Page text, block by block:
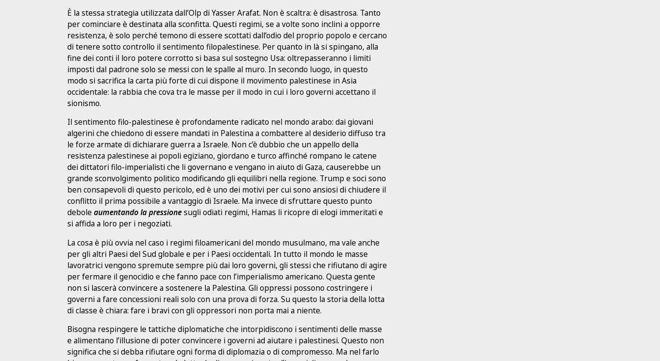
È la stessa strategia utilizzata dall’Olp di Yasser Arafat. Non è scaltra: è disastrosa. Tanto
per cominciare è destinata alla sconfitta. Questi regimi, se a volte sono inclini a opporre
resistenza, è solo perché temono di essere scottati dall’odio del proprio popolo e cercano
di tenere sotto controllo il sentimento filopalestinese. Per quanto in là si spingano, alla
fine dei conti il loro potere corrotto si basa sul sostegno Usa: oltrepasseranno i limiti
imposti dal padrone solo se messi con le spalle al muro. In secondo luogo, in questo
modo si sacrifica la carta più forte di cui dispone il movimento palestinese in Asia
occidentale: la rabbia che cova tra le masse per il modo in cui i loro governi accettano il
sionismo.
Il sentimento filo-palestinese è profondamente radicato nel mondo arabo: dai giovani
algerini che chiedono di essere mandati in Palestina a combattere al desiderio diffuso tra
le forze armate di dichiarare guerra a Israele. Non c’è dubbio che un appello della
resistenza palestinese ai popoli egiziano, giordano e turco affinché rompano le catene
dei dittatori filo-imperialisti che li governano e vengano in aiuto di Gaza, causerebbe un
grande sconvolgimento politico modificando gli equilibri nella regione. Trump e soci sono
ben consapevoli di questo pericolo, ed è uno dei motivi per cui sono ansiosi di chiudere il
conflitto il prima possibile a vantaggio di Israele. Ma invece di sfruttare questo punto
deboleaumentando la pressionesugli odiati regimi, Hamas li ricopre di elogi immeritati e
si affida a loro per i negoziati.
La cosa è più ovvia nel caso i regimi filoamericani del mondo musulmano, ma vale anche
per gli altri Paesi del Sud globale e per i Paesi occidentali. In tutto il mondo le masse
lavoratrici vengono spremute sempre più dai loro governi, gli stessi che rifiutano di agire
per fermare il genocidio e che fanno pace con l’imperialismo americano. Questa gente
non si lascerà convincere a sostenere la Palestina. Gli oppressi possono costringere i
governi a fare concessioni reali solo con una prova di forza. Su questo la storia della lotta
di classe è chiara: fare i bravi con gli oppressori non porta mai a niente.
Bisogna respingere le tattiche diplomatiche che intorpidiscono i sentimenti delle masse
e alimentano l’illusione di poter convincere i governi ad aiutare i palestinesi. Questo non
significa che si debba rifiutare ogni forma di diplomazia o di compromesso. Ma nel farlo